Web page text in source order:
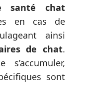
santé chat
en cas de
ainsi
de chat.
sont